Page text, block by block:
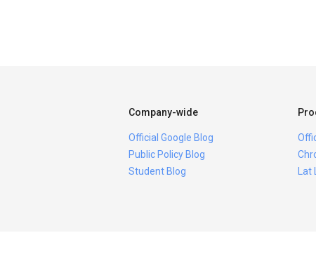
Company-wide
Official Google Blog
Public Policy Blog
Student Blog